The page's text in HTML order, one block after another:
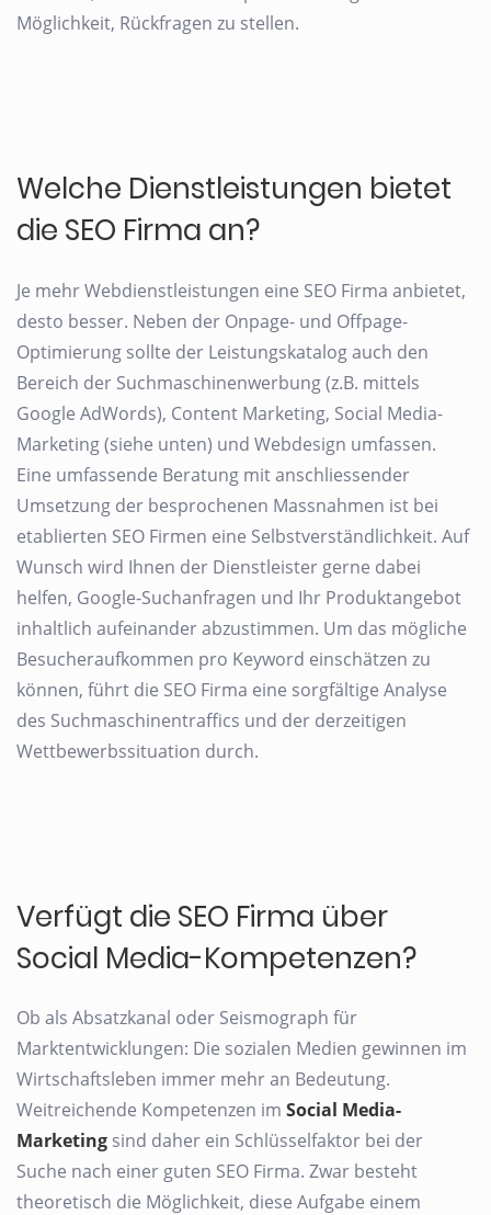
Möglichkeit, Rückfragen zu stellen.
Welche Dienstleistungen bietet
die SEO Firma an?
Je mehr Webdienstleistungen eine SEO Firma anbietet,
desto besser. Neben der Onpage- und Offpage-
Optimierung sollte der Leistungskatalog auch den
Bereich der Suchmaschinenwerbung (z.B. mittels
Google AdWords), Content Marketing, Social Media-
Marketing (siehe unten) und Webdesign umfassen.
Eine umfassende Beratung mit anschliessender
Umsetzung der besprochenen Massnahmen ist bei
etablierten SEO Firmen eine Selbstverständlichkeit. Auf
Wunsch wird Ihnen der Dienstleister gerne dabei
helfen, Google-Suchanfragen und Ihr Produktangebot
inhaltlich aufeinander abzustimmen. Um das mögliche
Besucheraufkommen pro Keyword einschätzen zu
können, führt die SEO Firma eine sorgfältige Analyse
des Suchmaschinentraffics und der derzeitigen
Wettbewerbssituation durch.
Verfügt die SEO Firma über
Social Media-Kompetenzen?
Ob als Absatzkanal oder Seismograph für
Marktentwicklungen: Die sozialen Medien gewinnen im
Wirtschaftsleben immer mehr an Bedeutung.
Weitreichende Kompetenzen im Social Media-
Marketing sind daher ein Schlüsselfaktor bei der
Suche nach einer guten SEO Firma. Zwar besteht
theoretisch die Möglichkeit, diese Aufgabe einem